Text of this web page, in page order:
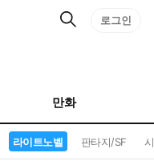
검
로그인
만화
라이트노벨 판타지/SF